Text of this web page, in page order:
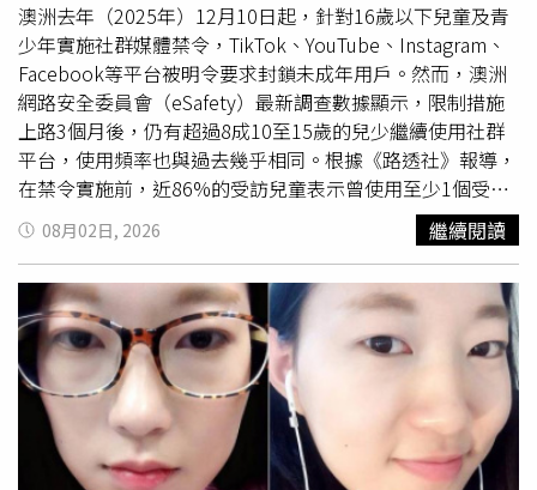
澳洲去年（2025年）12月10日起，針對16歲以下兒童及青
少年實施社群媒體禁令，TikTok、YouTube、Instagram、
Facebook等平台被明令要求封鎖未成年用戶。然而，澳洲
網路安全委員會（eSafety）最新調查數據顯示，限制措施
上路3個月後，仍有超過8成10至15歲的兒少繼續使用社群
平台，使用頻率也與過去幾乎相同。根據《路透社》報導，
在禁令實施前，近86%的受訪兒童表示曾使用至少1個受限
制的平台，而在今年3月再次調查，發現比例仍高於81%；
每天或更頻繁地使用社群平台的兒少，只從禁令前的60%略
為42%，受訪兒童透露，由於多個平台未檢查他們的實際年
齡，因此他們能夠繼續正常使用；也有人說，遇到
帳號 登記
年齡被填成16歲以上的狀況，或者平台的年齡檢察系統錯誤
判定其已成年。相關報告提到，禁令頒布後，兒少使用通訊
軟體、線上遊戲及Reddit的人數增加，家長對孩子使用社群
媒體情況的掌握度反而下降，這可能影響家長對於發現網路
風險、提供孩子協助及早期介入的機會。澳洲政府曾在今年
08月02日, 2026 繼續閱讀